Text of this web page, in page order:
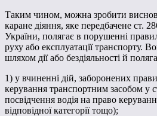
Таким чином, можна зробити
каране діяння, яке передбачене ст.
України, полягає в порушенні
руху або експлуатації транспорту.
шляхом дії або бездіяльності й
1) у вчиненні дій, заборонених
керування транспортним засобом у
посвідчення водія на право
відповідної категорії тощо);